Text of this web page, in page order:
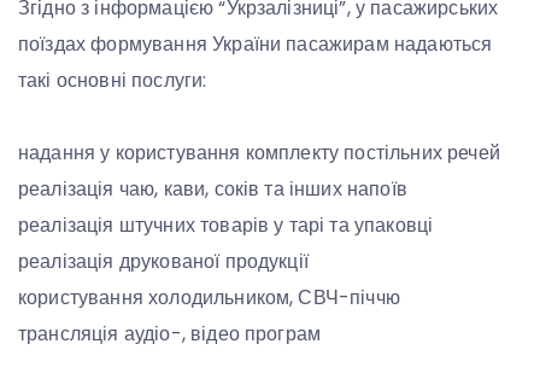
Згідно з інформацією “Укрзалізниці”, у пасажирських
поїздах формування України пасажирам надаються
такі основні послуги:
надання у користування комплекту постільних речей
реалізація чаю, кави, соків та інших напоїв
реалізація штучних товарів у тарі та упаковці
реалізація друкованої продукції
користування холодильником, СВЧ-піччю
трансляція аудіо-, відео програм